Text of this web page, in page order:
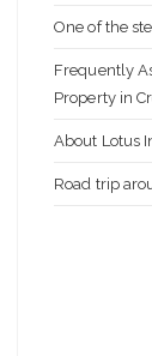
One of the
Frequently
Property in
About Lotus
Road trip